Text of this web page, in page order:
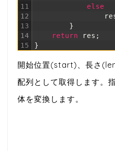
11
12
13
14
15
else
}
return
res ;
}
開始位置(start)、長さ
配列として取得します。
体を変換します。